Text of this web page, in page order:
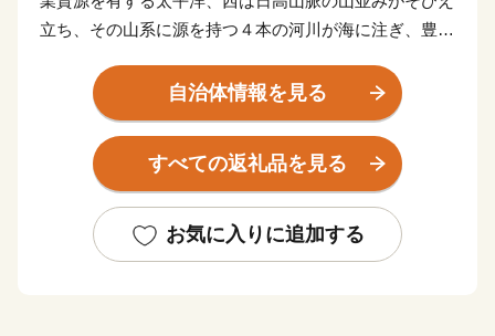
立ち、その山系に源を持つ４本の河川が海に注ぎ、豊か
発展してきました。
十勝港は、日本で唯一の町が管理する重要港湾で首都圏
を結ぶ海の最短距離に位置するため海上輸送の拠点港と
して今後の発展が期待されています。
サンタランドの認定を受けて以来、「愛と平和、感謝と
奉仕」を基本理念としてサンタランドにふさわしいまち
自治体情報を見る
すべての返礼品を見る
お気に入りに追加する